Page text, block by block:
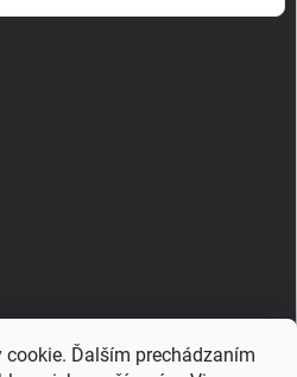
Ďalším prechádzaním